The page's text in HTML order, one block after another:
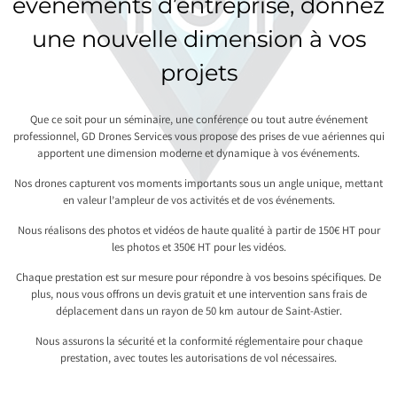
une nouvelle dimension à vos
projets
Que ce soit pour un séminaire, une conférence ou tout autre événement
professionnel, GD Drones Services vous propose des prises de vue aériennes qui
apportent une dimension moderne et dynamique à vos événements.
Nos drones capturent vos moments importants sous un angle unique, mettant
en valeur l’ampleur de vos activités et de vos événements.
Nous réalisons des photos et vidéos de haute qualité à partir de 150€ HT pour
les photos et 350€ HT pour les vidéos.
Chaque prestation est sur mesure pour répondre à vos besoins spécifiques. De
plus, nous vous offrons un devis gratuit et une intervention sans frais de
déplacement dans un rayon de 50 km autour de Saint-Astier.
Nous assurons la sécurité et la conformité réglementaire pour chaque
prestation, avec toutes les autorisations de vol nécessaires.